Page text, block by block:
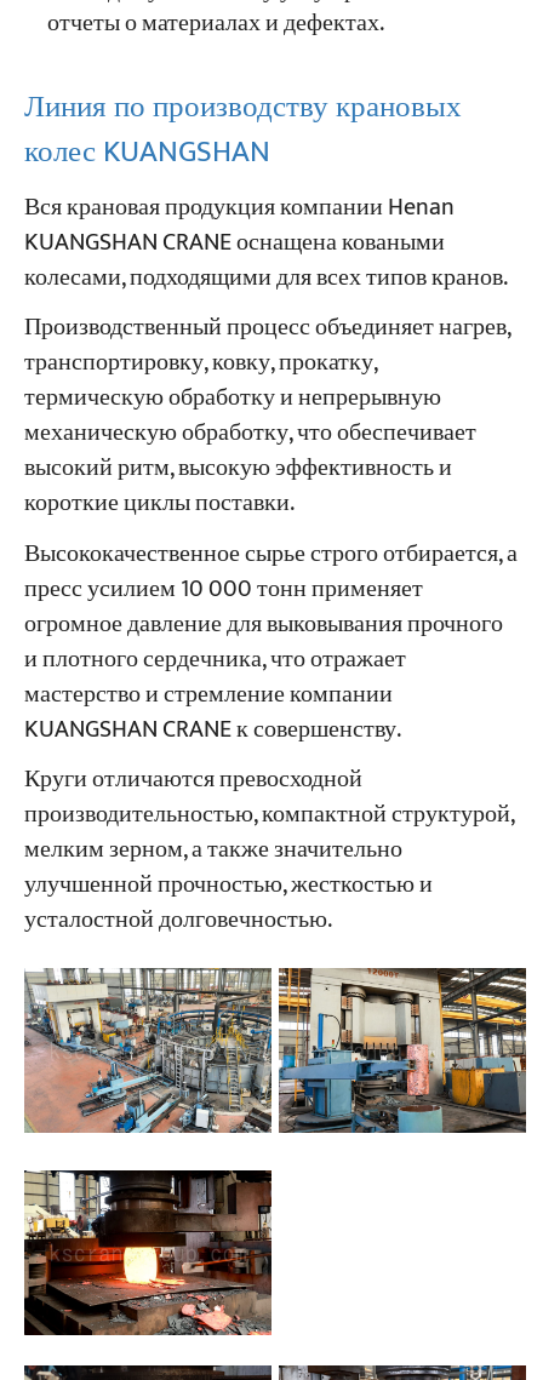
отчеты о материалах и дефектах.
Линия по производству крановых
колес KUANGSHAN
Вся крановая продукция компании Henan
KUANGSHAN CRANE оснащена коваными
колесами, подходящими для всех типов кранов.
Производственный процесс объединяет нагрев,
транспортировку, ковку, прокатку,
термическую обработку и непрерывную
механическую обработку, что обеспечивает
высокий ритм, высокую эффективность и
короткие циклы поставки.
Высококачественное сырье строго отбирается, а
пресс усилием 10 000 тонн применяет
огромное давление для выковывания прочного
и плотного сердечника, что отражает
мастерство и стремление компании
KUANGSHAN CRANE к совершенству.
Круги отличаются превосходной
производительностью, компактной структурой,
мелким зерном, а также значительно
улучшенной прочностью, жесткостью и
усталостной долговечностью.